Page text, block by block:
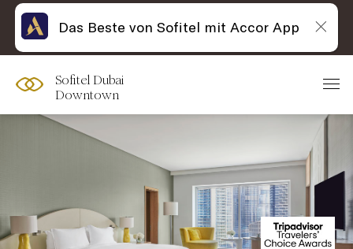
Sofitel Dubai
Downtown
Das Beste von Sofitel mit Accor App